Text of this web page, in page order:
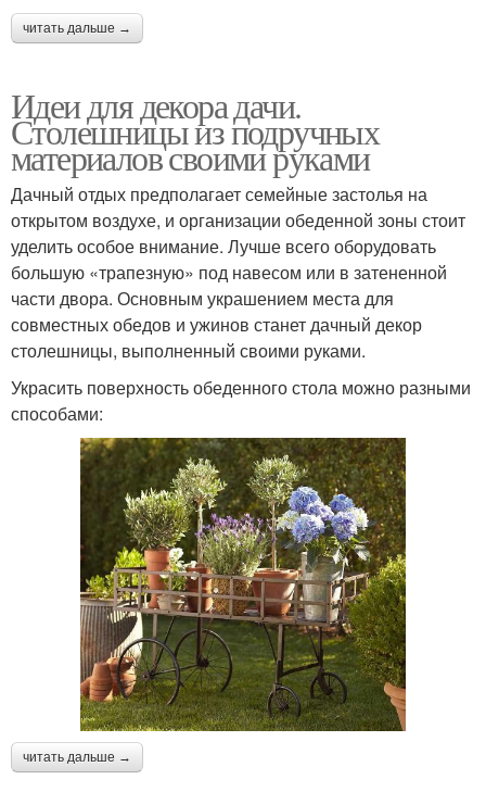
читать дальше →
Идеи для декора дачи.
Столешницы из подручных
материалов своими руками
Дачный отдых предполагает семейные застолья на
открытом воздухе, и организации обеденной зоны стоит
уделить особое внимание. Лучше всего оборудовать
большую «трапезную» под навесом или в затененной
части двора. Основным украшением места для
совместных обедов и ужинов станет дачный декор
столешницы, выполненный своими руками.
Украсить поверхность обеденного стола можно разными
способами:
читать дальше →